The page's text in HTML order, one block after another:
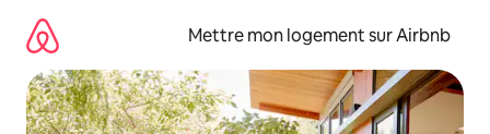
directement
contenu
Mettre mon logement sur Airbnb